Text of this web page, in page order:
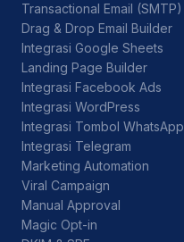
Transactional Email (SMTP)
Drag & Drop Email Builder
Integrasi Google Sheets
Landing Page Builder
Integrasi Facebook Ads
Integrasi WordPress
Integrasi Tombol WhatsApp
Integrasi Telegram
Marketing Automation
Viral Campaign
Manual Approval
Magic Opt-in